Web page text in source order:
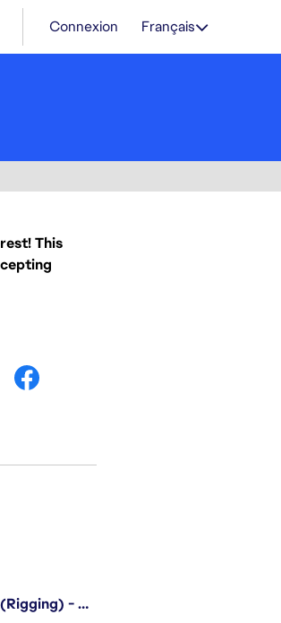
Connexion Français
This
Senior Technical Artist (Rigging) - EA SPORTS Technology